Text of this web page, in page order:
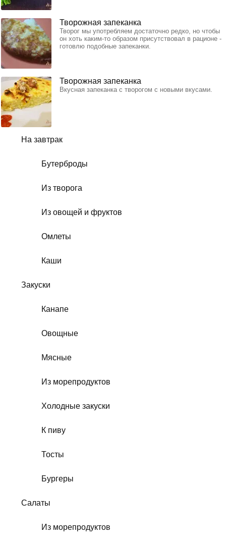
На завтрак
Бутерброды
Из творога
Из овощей и фруктов
Омлеты
Каши
Закуски
Канапе
Овощные
Мясные
Из морепродуктов
Холодные закуски
К пиву
Тосты
Бургеры
Салаты
Из морепродуктов
Творожная запеканка
Творог мы употребляем достаточно редко, но чтобы
он хоть каким-то образом присутствовал в рационе -
готовлю подобные запеканки.
Творожная запеканка
Вкусная запеканка с творогом с новыми вкусами.